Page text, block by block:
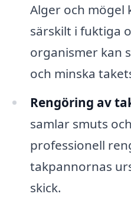
Alger och mögel
särskilt i fuktiga
organismer kan
och minska
Rengöring av
samlar smuts
professionell
takpannornas
skick.